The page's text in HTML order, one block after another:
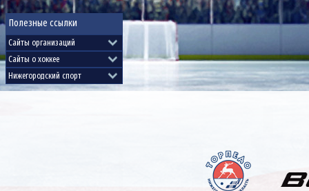
Полезные ссылки